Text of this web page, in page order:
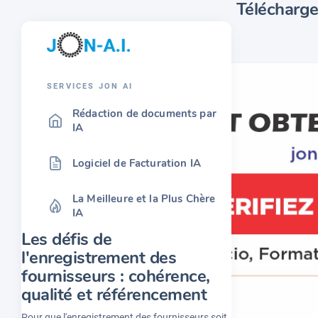
SERVICES JON AI
Rédaction de documents par
IA
Logiciel de Facturation IA
La Meilleure et la Plus Chère
IA
Les défis de
l'enregistrement des
fournisseurs : cohérence,
qualité et référencement